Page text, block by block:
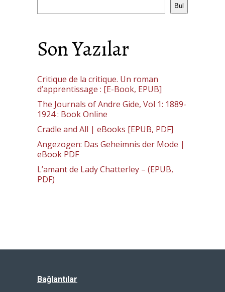
Bul
Son Yazılar
Critique de la critique. Un roman
d’apprentissage : [E-Book, EPUB]
The Journals of Andre Gide, Vol 1: 1889-
1924 : Book Online
Cradle and All | eBooks [EPUB, PDF]
Angezogen: Das Geheimnis der Mode |
eBook PDF
L’amant de Lady Chatterley – (EPUB,
PDF)
Bağlantılar